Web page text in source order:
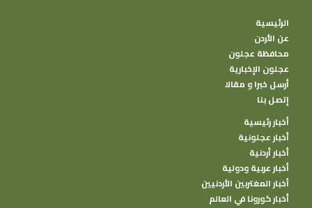
الرئيسية
عن الأردن
محافظة عجلون
عجلون الإخبارية
أرسل خبرا و مقالا
إتصل بنا
أخبار رئيسية
أخبار عجلونية
أخبار أردنية
أخبار عربية ودولية
أخبار المغتربين الأردنيين
أخبار كورونا في العالم